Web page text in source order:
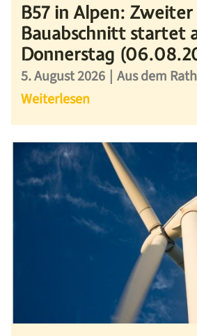
B57 in Alpen: Zweiter
Bauabschnitt startet
Donnerstag
5. August 2026 | Aus dem
Weiterlesen